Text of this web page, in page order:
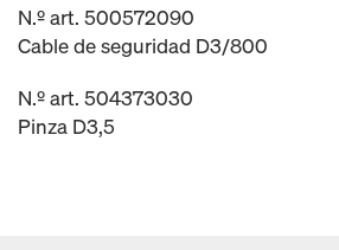
N.º art. 500572090
Cable de seguridad D3/800
N.º art. 504373030
Pinza D3,5